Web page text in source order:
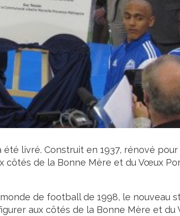
livré. Construit en 1937, rénové
côtés de la Bonne Mère et du Vœux
de football de 1998, le nouveau
aux côtés de la Bonne Mère et